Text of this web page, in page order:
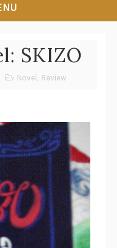
SKIZO
Novel Review